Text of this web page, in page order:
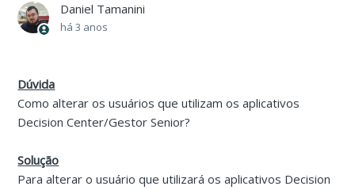
Daniel Tamanini
há 3 anos
Dúvida
Como alterar os usuários que utilizam os aplicativos
Decision Center/Gestor Senior?
Solução
Para alterar o usuário que utilizará os aplicativos Decision